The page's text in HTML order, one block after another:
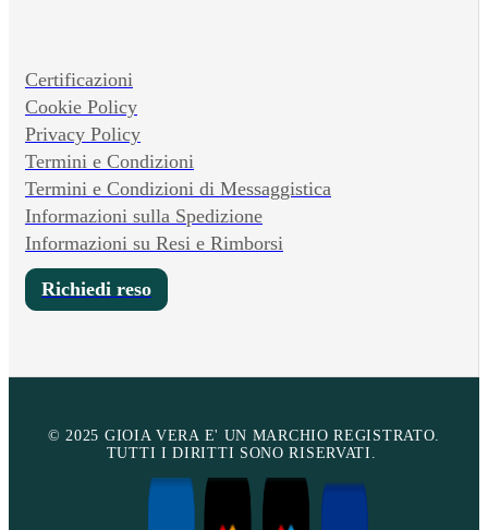
Certificazioni
Cookie Policy
Privacy Policy
Termini e Condizioni
Termini e Condizioni di Messaggistica
Informazioni sulla Spedizione
Informazioni su Resi e Rimborsi
Richiedi reso
© 2025 GIOIA VERA E' UN MARCHIO REGISTRATO.
TUTTI I DIRITTI SONO RISERVATI.